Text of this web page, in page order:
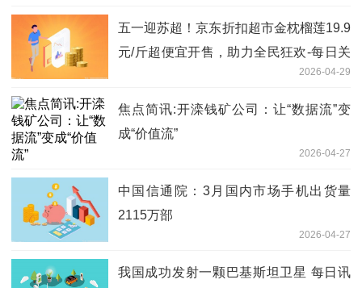
五一迎苏超！京东折扣超市金枕榴莲19.9
元/斤超便宜开售，助力全民狂欢-每日关
2026-04-29
焦点简讯:开滦钱矿公司：让“数据流”变
成“价值流”
2026-04-27
中国信通院：3月国内市场手机出货量
2115万部
2026-04-27
我国成功发射一颗巴基斯坦卫星 每日讯